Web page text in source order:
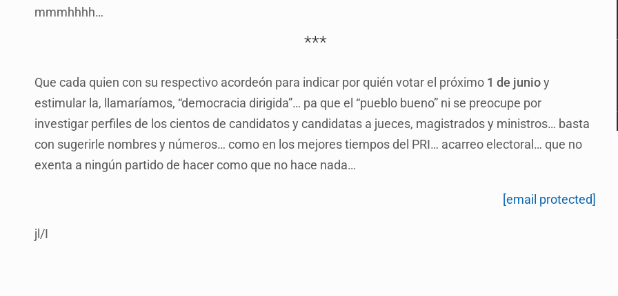
mmmhhhh…
***
Que cada quien con su respectivo acordeón para indicar por quién votar el próximo 1 de junioy
estimular la, llamaríamos, “democracia dirigida”… pa que el “pueblo bueno” ni se preocupe por
investigar perfiles de los cientos de candidatos y candidatas a jueces, magistrados y ministros… basta
con sugerirle nombres y números… como en los mejores tiempos del PRI… acarreo electoral… que no
exenta a ningún partido de hacer como que no hace nada…
[email protected]
jl/I